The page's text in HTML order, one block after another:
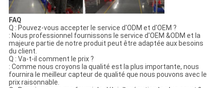
FAQ
Q : Pouvez-vous accepter le service d'ODM et d'OEM ?
: Nous professionnel fournissons le service d'OEM &ODM et la
majeure partie de notre produit peut être adaptée aux besoins
du client.
Q : Va-t-il comment le prix ?
: Comme nous croyons la qualité est la plus importante, nous
fournira le meilleur capteur de qualité que nous pouvons avec le
prix raisonnable.